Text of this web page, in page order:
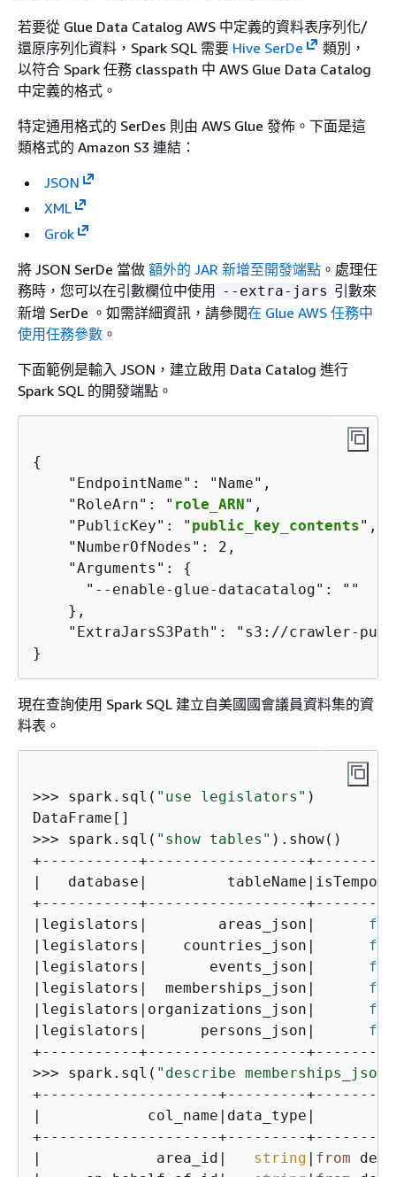
若要從 Glue Data Catalog AWS 中定義的資料表序列化/
還原序列化資料，Spark SQL 需要 Hive SerDe
類別，
以符合 Spark 任務 classpath 中 AWS Glue Data Catalog
中定義的格式。
特定通用格式的 SerDes 則由 AWS Glue 發佈。下面是這
類格式的 Amazon S3 連結：
JSON
XML
Grok
將 JSON SerDe 當做 額外的 JAR 新增至開發端點 。處理任
務時，您可以在引數欄位中使用
--extra-jars 引數來
新增 SerDe 。如需詳細資訊，請參閱在 Glue AWS 任務中
使用任務參數 。
下面範例是輸入 JSON，建立啟用 Data Catalog 進行
Spark SQL 的開發端點。
{
    "EndpointName": "Name",
    "RoleArn": "
role_ARN",
    "PublicKey": "
public_key_contents",
    "NumberOfNodes": 2,
    "Arguments":
{
      "--enable-glue-datacatalog": ""
    },
"ExtraJarsS3Path": "s3://crawler-
}
現在查詢使用 Spark SQL 建立自美國國會議員資料集的資
料表。
>>> spark.sql( "use legislators" )
DataFrame[]
>>> spark.sql( "show tables" ).show()
+-----------+------------------
|   database|
+-----------+------------------
|legislators|        areas_json|
|legislators|    countries_json|
|legislators|       events_json|
|legislators|  memberships_json|
|legislators|organizations_json|
|legislators|      persons_json|
+-----------+------------------
>>> spark.sql( "describe memberships_json"
+--------------------+---------
|            col_name|data_type|
+--------------------+---------
|             area_id| string | from